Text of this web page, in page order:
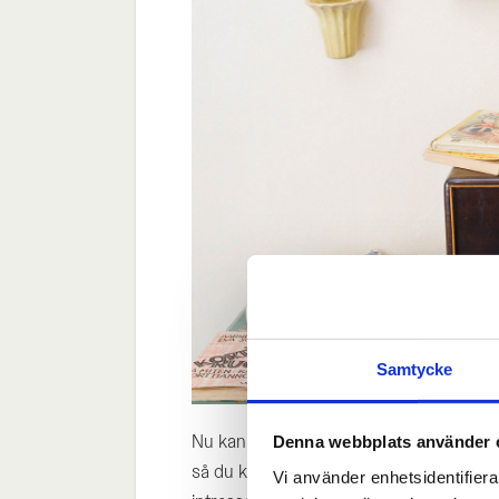
Samtycke
Denna webbplats använder
Vi använder
Nu kan du titta in i Donarmuseet
så du kan beundra rummen från golv